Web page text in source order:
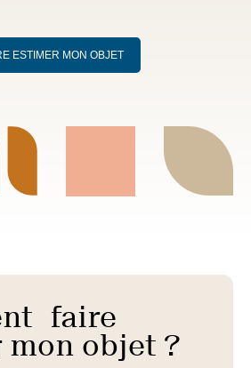
ESTIMER MON OBJET
faire
objet ?